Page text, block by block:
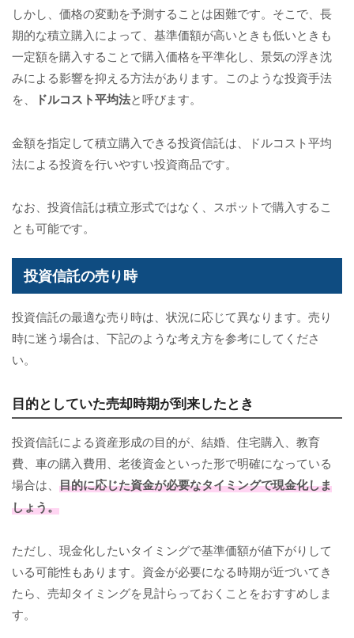
しかし、価格の変動を予測することは困難です。そこで、長
期的な積立購入によって、基準価額が高いときも低いときも
一定額を購入することで購入価格を平準化し、景気の浮き沈
みによる影響を抑える方法があります。このような投資手法
を、
ドルコスト平均法と呼びます。
金額を指定して積立購入できる投資信託は、ドルコスト平均
法による投資を行いやすい投資商品です。
なお、投資信託は積立形式ではなく、スポットで購入するこ
とも可能です。
投資信託の売り時
投資信託の最適な売り時は、状況に応じて異なります。売り
時に迷う場合は、下記のような考え方を参考にしてくださ
い。
目的としていた売却時期が到来したとき
投資信託による資産形成の目的が、結婚、住宅購入、教育
費、車の購入費用、老後資金といった形で明確になっている
場合は、 目的に応じた資金が必要なタイミングで現金化しま
しょう。
ただし、現金化したいタイミングで基準価額が値下がりして
いる可能性もあります。資金が必要になる時期が近づいてき
たら、売却タイミングを見計らっておくことをおすすめしま
す。